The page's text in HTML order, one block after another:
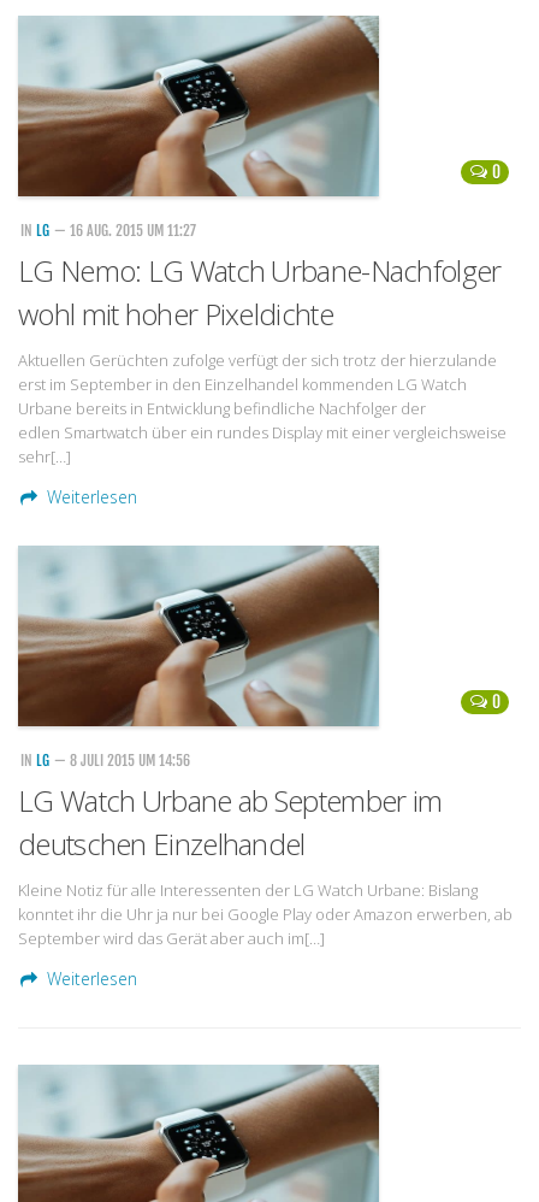
0
IN LG — 16 AUG. 2015 UM 11:27
LG Nemo: LG Watch Urbane-Nachfolger
wohl mit hoher Pixeldichte
Aktuellen Gerüchten zufolge verfügt der sich trotz der hierzulande
erst im September in den Einzelhandel kommenden LG Watch
Urbane bereits in Entwicklung befindliche Nachfolger der
edlen Smartwatch über ein rundes Display mit einer vergleichsweise
sehr[…]
Weiterlesen
0
IN LG — 8 JULI 2015 UM 14:56
LG Watch Urbane ab September im
deutschen Einzelhandel
Kleine Notiz für alle Interessenten der LG Watch Urbane: Bislang
konntet ihr die Uhr ja nur bei Google Play oder Amazon erwerben, ab
September wird das Gerät aber auch im[…]
Weiterlesen